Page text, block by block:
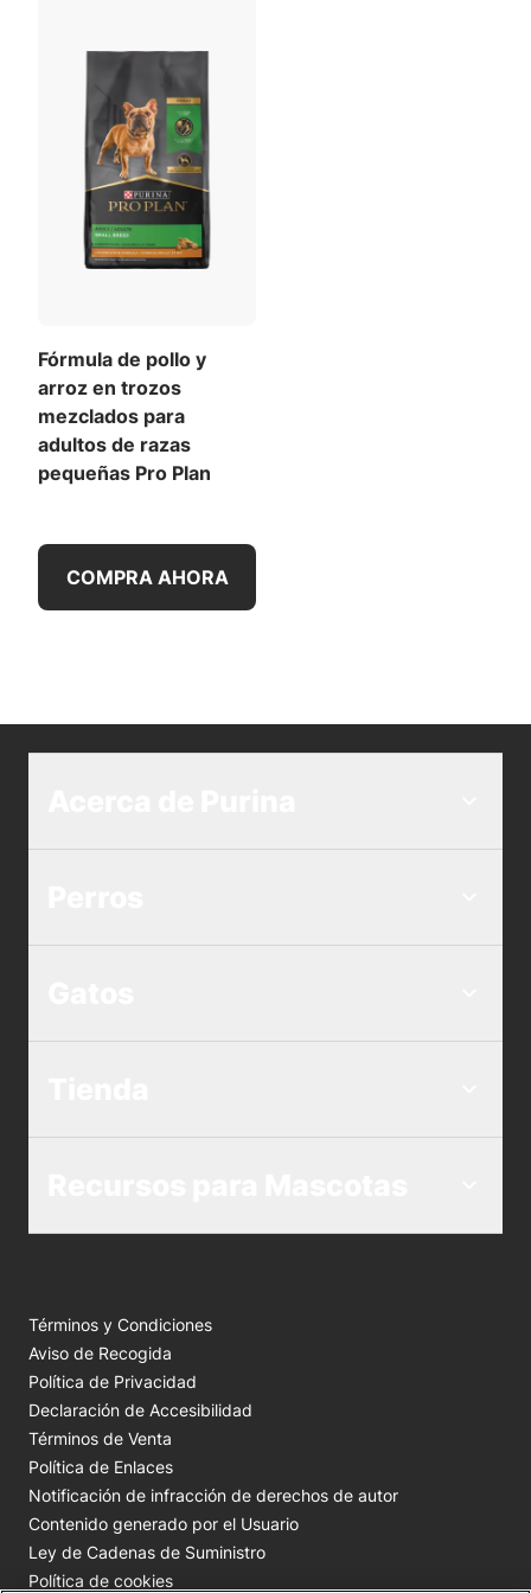
natural y está elaborado sin colorantes o
saborizantes artificiales para cumplir con tus altos
estándares. Llena su plato con esta fórmula para
razas pequeñas y dale los nutrientes que necesita
para su vida llena de energía.
Fórmula de pollo y
arroz en trozos
mezclados para
adultos de razas
pequeñas Pro Plan
COMPRA AHORA
Términos y Condiciones
Aviso de Recogida
Política de Privacidad
Declaración de Accesibilidad
Términos de Venta
Política de Enlaces
Notificación de infracción de derechos de autor
Contenido generado por el Usuario
Ley de Cadenas de Suministro
Política de cookies